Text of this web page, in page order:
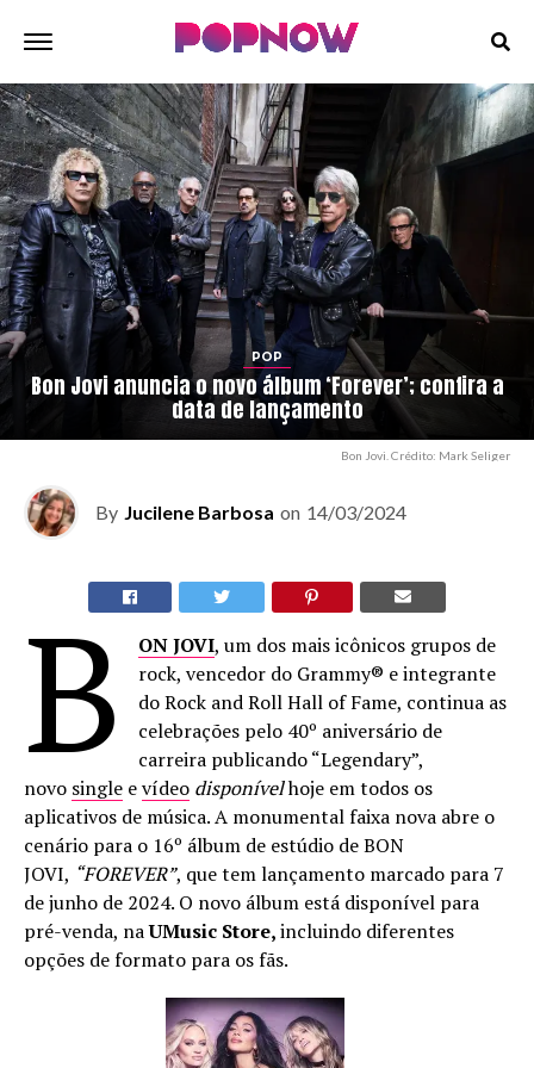
POP
Bon Jovi anuncia o novo álbum ‘Forever’; confira a
data de lançamento
Bon Jovi. Crédito: Mark Seliger
By Jucilene Barbosa on 14/03/2024
B ON JOVI, um dos mais icônicos grupos de
rock, vencedor do Grammy® e integrante
do Rock and Roll Hall of Fame, continua as
celebrações pelo 40º aniversário de
carreira publicando “Legendary”,
novo single evídeo disponívelhoje em todos os
aplicativos de música. A monumental faixa nova abre o
cenário para o 16º álbum de estúdio de BON
JOVI, “FOREVER”, que tem lançamento marcado para 7
de junho de 2024. O novo álbum está disponível para
pré-venda, naUMusic Store,incluindo diferentes
opções de formato para os fãs.